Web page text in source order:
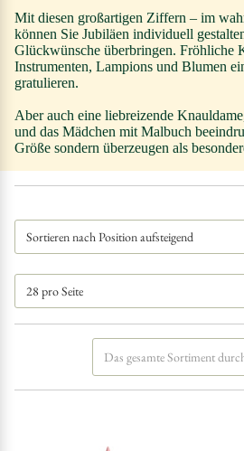
Mit diesen großartigen Ziffern – im
können Sie Jubiläen individuell
Glückwünsche überbringen. Fröhliche
Instrumenten, Lampions und Blumen
gratulieren.
Aber auch eine liebreizende
und das Mädchen mit Malbuch
Größe sondern überzeugen als